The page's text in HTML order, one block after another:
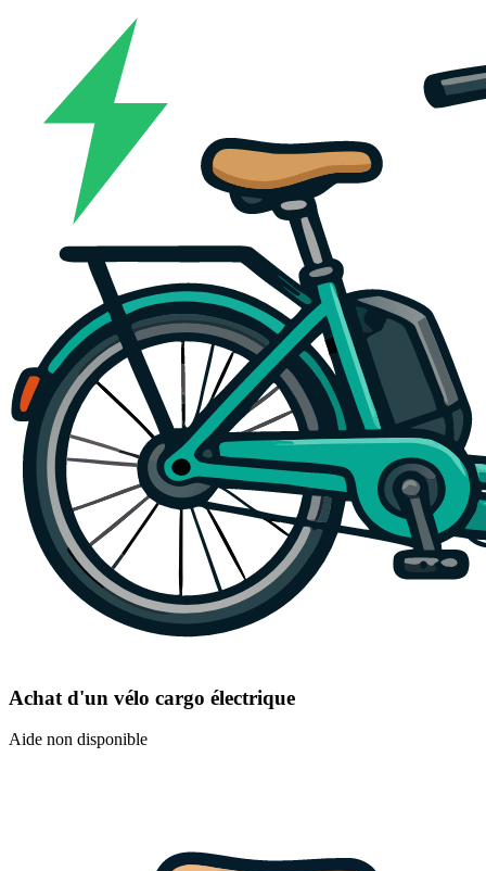
Achat d'un vélo cargo électrique
Aide non disponible